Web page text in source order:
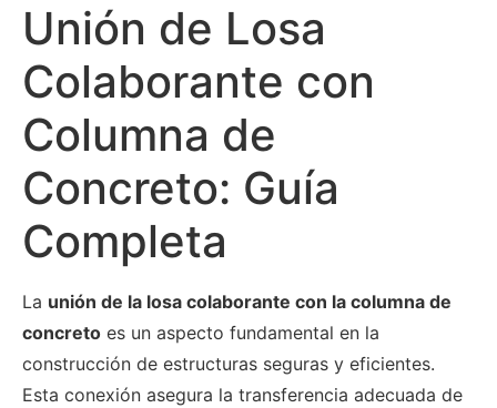
Unión de Losa
Colaborante con
Columna de
Concreto: Guía
Completa
La unión de la losa colaborante con la columna de
concreto es un aspecto fundamental en la
construcción de estructuras seguras y eficientes.
Esta conexión asegura la transferencia adecuada de